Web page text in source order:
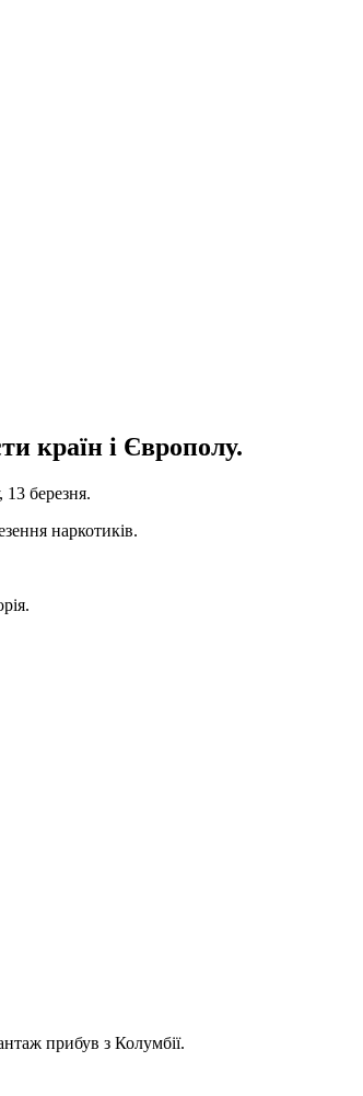
країн і Європолу.
13 березня.
наркотиків.
прибув з Колумбії.